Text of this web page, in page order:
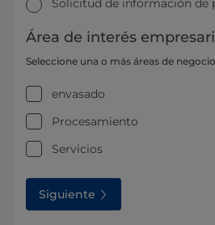
Solicitud de información de
Área de interés
Seleccione una o más áreas de negocio
envasado
Procesamiento
Servicios
Siguiente